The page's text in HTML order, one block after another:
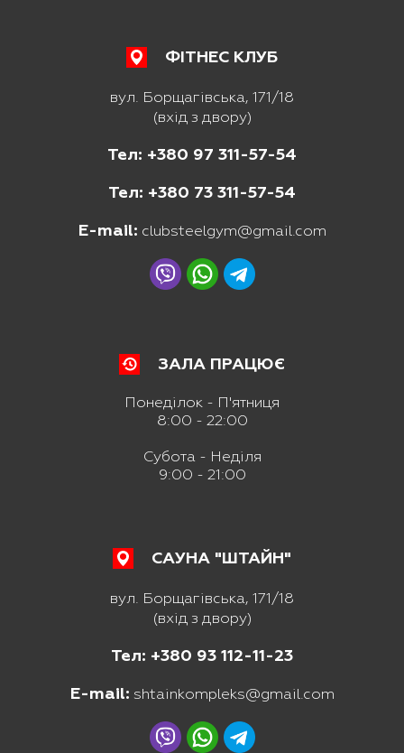
ФІТНЕС КЛУБ
вул. Борщагівська, 171/18
(вхід з двору)
Тел: +380 97 311-57-54
Тел: +380 73 311-57-54
E-mail: clubsteelgym@gmail.com
ЗАЛА ПРАЦЮЄ
Понеділок - П'ятниця
8:00 - 22:00
Субота - Неділя
9:00 - 21:00
САУНА "ШТАЙН"
вул. Борщагівська, 171/18
(вхід з двору)
Тел: +380 93 112-11-23
E-mail: shtainkompleks@gmail.com